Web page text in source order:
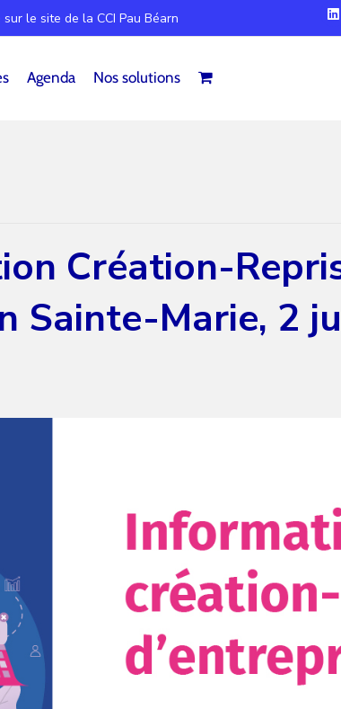
le site de la CCI Pau Béarn
Agenda Nos solutions
Création-
Sainte-Marie, 2